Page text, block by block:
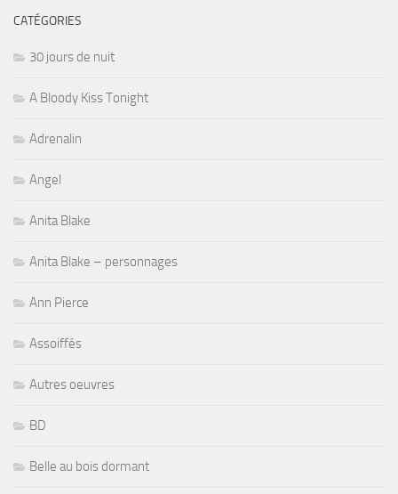
CATÉGORIES
30 jours de nuit
A Bloody Kiss Tonight
Adrenalin
Angel
Anita Blake
Anita Blake – personnages
Ann Pierce
Assoiffés
Autres oeuvres
BD
Belle au bois dormant